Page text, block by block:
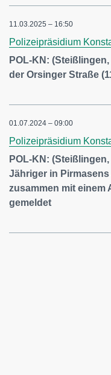
11.03.2025 – 16:50
Polizeipräsidium
POL-KN:
der Orsinger Straße
01.07.2024 – 09:00
Polizeipräsidium
POL-KN:
Jähriger in
zusammen mit einem
gemeldet